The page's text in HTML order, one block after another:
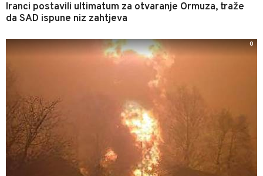
Iranci postavili ultimatum za otvaranje Ormuza, traže
da SAD ispune niz zahtjeva
0